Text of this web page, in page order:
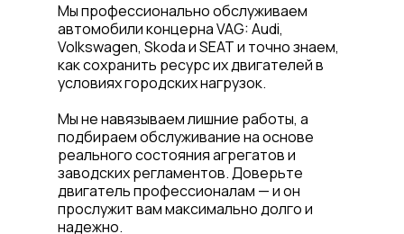
Мы профессионально обслуживаем
автомобили концерна VAG: Audi,
Volkswagen, Skoda и SEAT и точно знаем,
как сохранить ресурс их двигателей в
условиях городских нагрузок.
Мы не навязываем лишние работы, а
подбираем обслуживание на основе
реального состояния агрегатов и
заводских регламентов. Доверьте
двигатель профессионалам — и он
прослужит вам максимально долго и
надежно.